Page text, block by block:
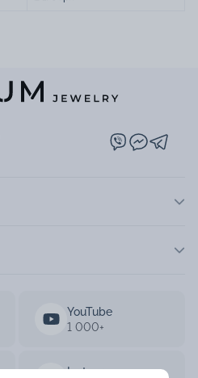
YouTube
1 000+
Instagram